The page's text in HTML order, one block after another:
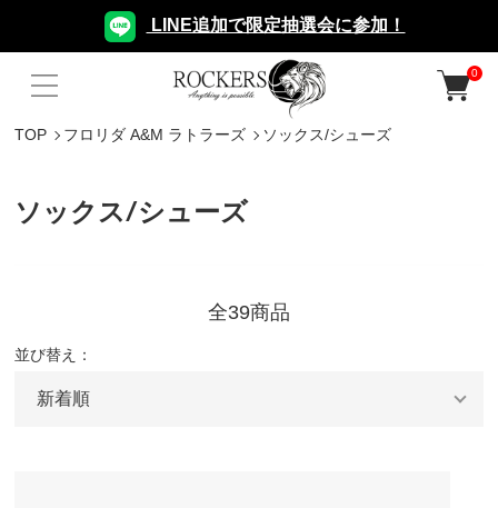
LINE追加で限定抽選会に参加！
0
TOP フロリダ A&M ラトラーズ ソックス/シューズ
ソックス/シューズ
全39商品
並び替え：